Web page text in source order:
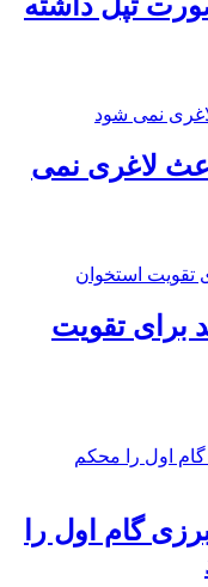
لاغری نمی
برای تقویت
گام اول را